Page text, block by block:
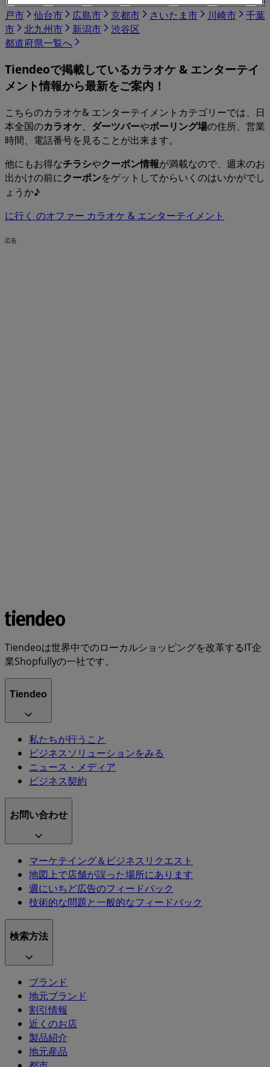
戸市
仙台市 広島市 京都市 さいたま市 川崎市
千葉
市
北九州市 新潟市
渋谷区
都道府県一覧へ
Tiendeoで掲載しているカラオケ & エンターテイ
メント情報から最新をご案内！
こちらのカラオケ& エンターテイメントカテゴリーでは、日
本全国のカラオケ、 ダーツバーやボーリング場の住所、営業
時間、電話番号を見ることが出来ます。
他にもお得なチラシやクーポン情報が満載なので、週末のお
出かけの前にクーポンをゲットしてからいくのはいかがでし
ょうか♪
に行く のオファー カラオケ & エンターテイメント
広告
Tiendeoは世界中でのローカルショッピングを改革するIT企
業Shopfullyの一社です。
Tiendeo
私たちが行うこと
ビジネスソリューションをみる
ニュース・メディア
ビジネス契約
お問い合わせ
マーケテイング＆ビジネスリクエスト
地図上で店舗が誤った場所にあります
週にいちど広告のフィードバック
技術的な問題と一般的なフィードバック
検索方法
ブランド
地元ブランド
割引情報
近くのお店
製品紹介
地元産品